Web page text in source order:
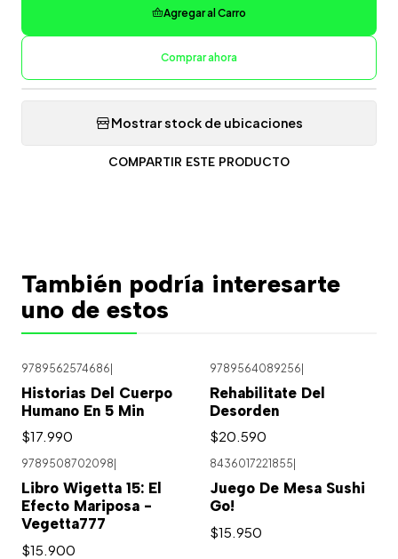
Agregar al Carro
Comprar ahora
Mostrar stock de ubicaciones
COMPARTIR ESTE PRODUCTO
También podría interesarte
uno de estos
9789562574686
Historias Del Cuerpo
Humano En 5 Min
$17.990
9789564089256
Rehabilitate Del
Desorden
$20.590
9789508702098
Libro Wigetta 15: El
Efecto Mariposa -
Vegetta777
$15.900
8436017221855
Juego De Mesa Sushi
Go!
$15.950